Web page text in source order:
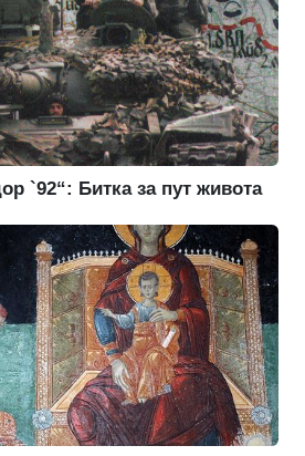
`92“: Битка за пут живота